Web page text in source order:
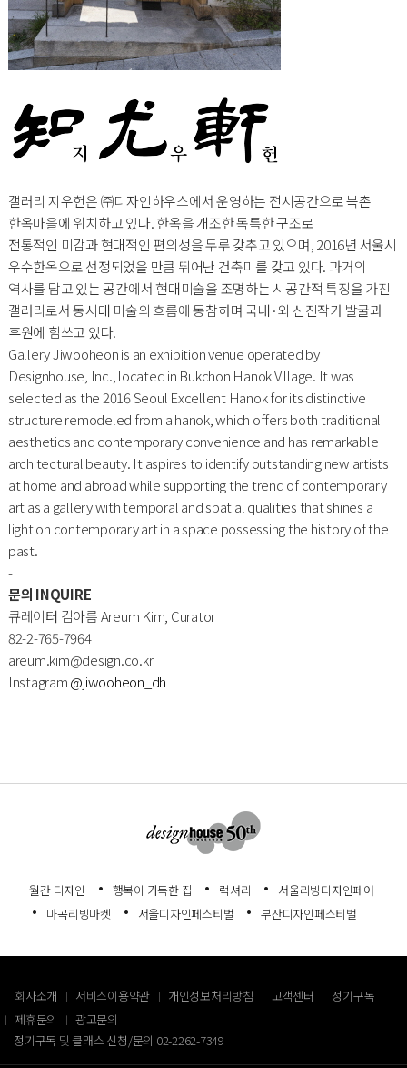
갤러리 지우헌은 ㈜디자인하우스에서 운영하는 전시공간으로 북촌
한옥마을에 위치하고 있다. 한옥을 개조한 독특한 구조로
전통적인 미감과 현대적인 편의성을 두루 갖추고 있으며, 2016년 서울시
우수한옥으로 선정되었을 만큼 뛰어난 건축미를 갖고 있다. 과거의
역사를 담고 있는 공간에서 현대미술을 조명하는 시공간적 특징을 가진
갤러리로서 동시대 미술의 흐름에 동참하며 국내·외 신진작가 발굴과
후원에 힘쓰고 있다.
Gallery Jiwooheon is an exhibition venue operated by
Designhouse, Inc., located in Bukchon Hanok Village. It was
selected as the 2016 Seoul Excellent Hanok for its distinctive
structure remodeled from a hanok, which offers both traditional
aesthetics and contemporary convenience and has remarkable
architectural beauty. It aspires to identify outstanding new artists
at home and abroad while supporting the trend of contemporary
art as a gallery with temporal and spatial qualities that shines a
light on contemporary art in a space possessing the history of the
past.
-
문의 INQUIRE
큐레이터 김아름 Areum Kim, Curator
82-2-765-7964
areum.kim@design.co.kr
Instagram@jiwooheon_dh
월간 디자인 행복이 가득한 집 럭셔리
서울리빙디자인페어
마곡리빙마켓
서울디자인페스티벌 부산디자인페스티벌
회사소개 서비스이용약관 개인정보처리방침 고객센터
정기구독
제휴문의
광고문의
정기구독 및 클래스 신청/문의 02-2262-7349